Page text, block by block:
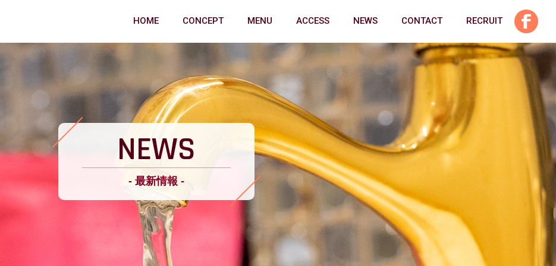
HOME CONCEPT MENU ACCESS NEWS CONTACT RECRUIT
NEWS
- 最新情報 -